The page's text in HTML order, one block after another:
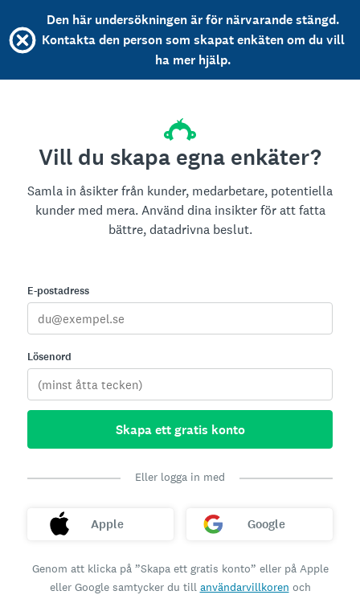
Den här undersökningen är för närvarande stängd.
Kontakta den person som skapat enkäten om du vill
ha mer hjälp.
Vill du skapa egna enkäter?
Samla in åsikter från kunder, medarbetare, potentiella
kunder med mera. Använd dina insikter för att fatta
bättre, datadrivna beslut.
E-postadress
Lösenord
Skapa ett gratis konto
Eller logga in med
Apple Google
Genom att klicka på ”Skapa ett gratis konto” eller på Apple
eller Google samtycker du till användarvillkoren och